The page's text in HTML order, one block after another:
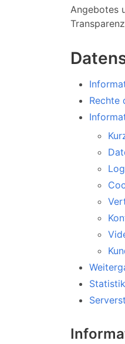
Angebotes
Rechte